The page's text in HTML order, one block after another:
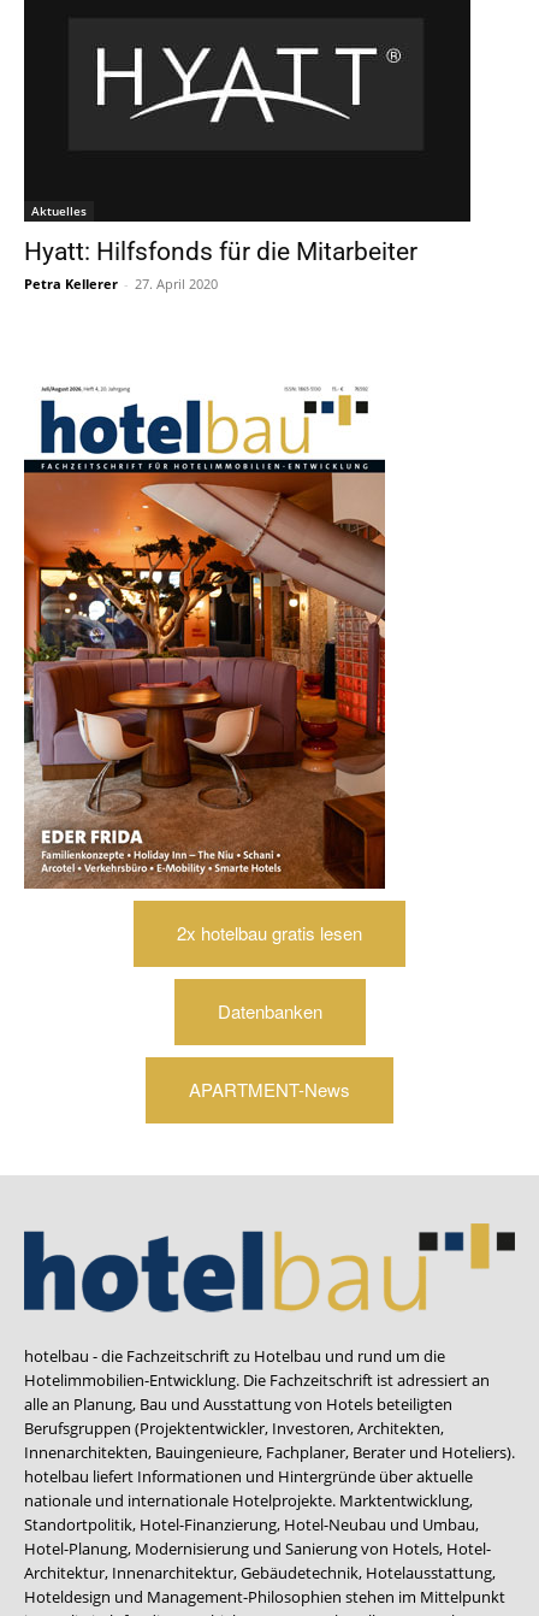
Aktuelles
Hyatt: Hilfsfonds für die Mitarbeiter
Petra Kellerer - 27. April 2020
2x hotelbau gratis lesen
Datenbanken
APARTMENT-News
hotelbau - die Fachzeitschrift zu Hotelbau und rund um die
Hotelimmobilien-Entwicklung. Die Fachzeitschrift ist adressiert an
alle an Planung, Bau und Ausstattung von Hotels beteiligten
Berufsgruppen (Projektentwickler, Investoren, Architekten,
Innenarchitekten, Bauingenieure, Fachplaner, Berater und Hoteliers).
hotelbau liefert Informationen und Hintergründe über aktuelle
nationale und internationale Hotelprojekte. Marktentwicklung,
Standortpolitik, Hotel-Finanzierung, Hotel-Neubau und Umbau,
Hotel-Planung, Modernisierung und Sanierung von Hotels, Hotel-
Architektur, Innenarchitektur, Gebäudetechnik, Hotelausstattung,
Hoteldesign und Management-Philosophien stehen im Mittelpunkt